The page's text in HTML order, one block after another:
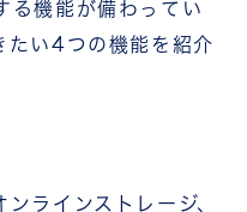
る機能が備わってい
たい4つの機能を紹介
ラインストレージ、